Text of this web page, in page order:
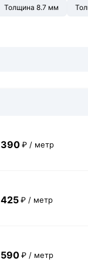
Толщина 8.7 мм
390 ₽ / метр
425 ₽ / метр
590 ₽ / метр